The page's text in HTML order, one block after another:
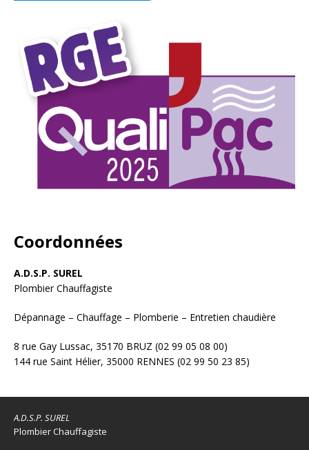
Coordonnées
A.D.S.P. SUREL
Plombier Chauffagiste
Dépannage – Chauffage – Plomberie – Entretien chaudière
8 rue Gay Lussac, 35170 BRUZ (02 99 05 08 00)
144 rue Saint Hélier, 35000 RENNES (02 99 50 23 85)
A.D.S.P. SUREL
Plombier Chauffagiste